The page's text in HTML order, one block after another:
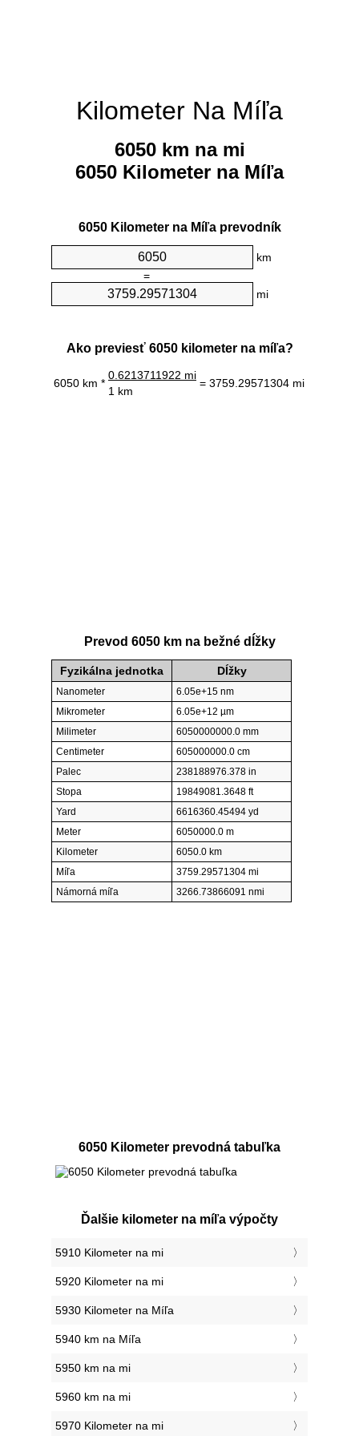
Kilometer Na Míľa
6050 km na mi
6050 Kilometer na Míľa
6050 Kilometer na Míľa prevodník
km
=
mi
Ako previesť 6050 kilometer na míľa?
6050 km *
0.6213711922 mi
= 3759.29571304 mi
1 km
Prevod 6050 km na bežné dĺžky
Fyzikálna jednotka Dĺžky
Nanometer
6.05e+15 nm
Mikrometer
6.05e+12 µm
Milimeter
6050000000.0 mm
Centimeter
605000000.0 cm
Palec
238188976.378 in
Stopa
19849081.3648 ft
Yard
6616360.45494 yd
Meter
6050000.0 m
Kilometer
6050.0 km
Míľa
3759.29571304 mi
Námorná míľa
3266.73866091 nmi
6050 Kilometer prevodná tabuľka
Ďalšie kilometer na míľa výpočty
5910 Kilometer na mi
5920 Kilometer na mi
5930 Kilometer na Míľa
5940 km na Míľa
5950 km na mi
5960 km na mi
5970 Kilometer na mi